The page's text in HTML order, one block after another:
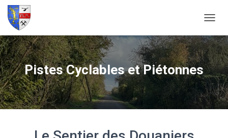
U
V
R
I
R
/
F
E
Pistes Cyclables et Piétonnes